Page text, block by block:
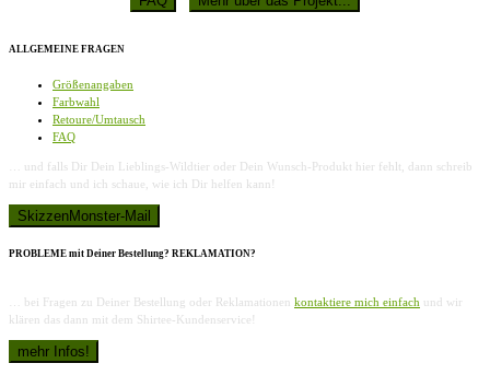
ALLGEMEINE FRAGEN
Größenangaben
Farbwahl
Retoure/Umtausch
FAQ
… und falls Dir Dein Lieblings-Wildtier oder Dein Wunsch-Produkt hier fehlt, dann schreib
mir einfach und ich schaue, wie ich Dir helfen kann!
PROBLEME mit Deiner Bestellung? REKLAMATION?
… bei Fragen zu Deiner Bestellung oder Reklamationen kontaktiere mich einfach und wir
klären das dann mit dem Shirtee-Kundenservice!